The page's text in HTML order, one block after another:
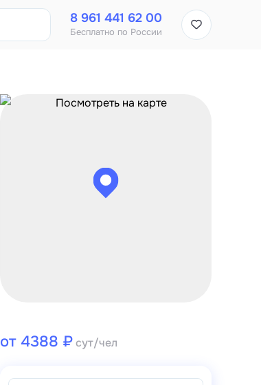
8 961 441 62 00
Бесплатно по России
от 4388 ₽сут/чел